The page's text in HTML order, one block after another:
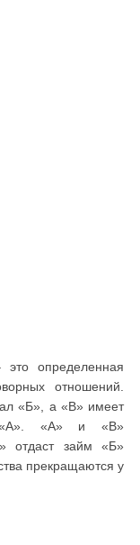
определенная
отношений.
«Б», а «В» имеет
«А». «А» и «В»
отдаст займ «Б»
прекращаются у